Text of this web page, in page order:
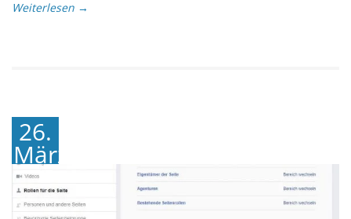
Weiterlesen →
26.
März
2018